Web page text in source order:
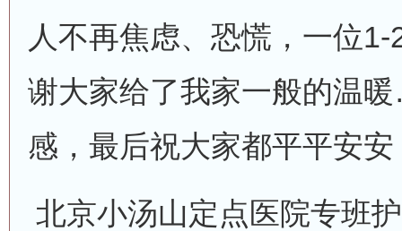
人不再焦虑、恐慌，一位1-
谢大家给了我家一般的温
感，最后祝大家都平平安
北京小汤山定点医院专班